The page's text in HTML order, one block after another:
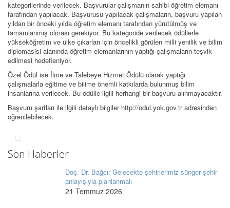
kategorilerinde verilecek. Başvurular çalışmanın sahibi öğretim elemanı
tarafından yapılacak. Başvurusu yapılacak çalışmaların, başvuru yapılan
yıldan bir önceki yılda öğretim elemanı tarafından yürütülmüş ve
tamamlanmış olması gerekiyor. Bu kategoride verilecek ödüllerle
yükseköğretim ve ülke çıkarları için öncelikli görülen milli yenilik ve bilim
diplomasisi alanında öğretim elemanlarının yaptığı çalışmaların teşvik
edilmesi hedefleniyor.
Özel Ödül ise İlme ve Talebeye Hizmet Ödülü olarak yaptığı
çalışmalarla eğitime ve bilime önemli katkılarda bulunmuş bilim
insanlarına verilecek. Bu ödülle ilgili herhangi bir başvuru alınmayacaktır.
Başvuru şartları ile ilgili detaylı bilgiler http://odul.yok.gov.tr adresinden
öğrenilebilecek.
Son Haberler
Doç. Dr. Bağcı: Gelecekte şehirlerimiz sünger şehir
anlayışıyla planlanmalı
21 Temmuz 2026